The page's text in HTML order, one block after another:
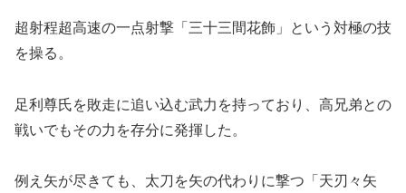
超射程超高速の一点射撃「三十三間花飾」という対極の技
を操る。
足利尊氏を敗走に追い込む武力を持っており、高兄弟との
戦いでもその力を存分に発揮した。
例え矢が尽きても、太刀を矢の代わりに撃つ「天刃々矢